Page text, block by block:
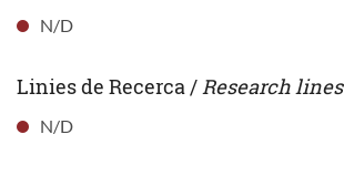
N/D
Linies de Recerca / Research lines
N/D